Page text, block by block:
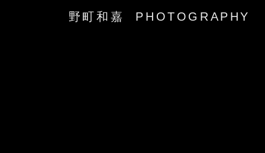
野町和嘉 PHOTOGRAPHY